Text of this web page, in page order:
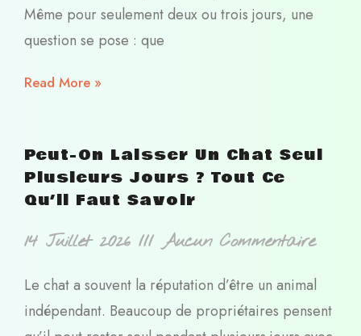
Même pour seulement deux ou trois jours, une
question se pose : que
Read More »
Peut-On Laisser Un Chat Seul
Plusieurs Jours ? Tout Ce
Qu’il Faut Savoir
14 Juillet 2026 Aucun Commentaire
Le chat a souvent la réputation d’être un animal
indépendant. Beaucoup de propriétaires pensent